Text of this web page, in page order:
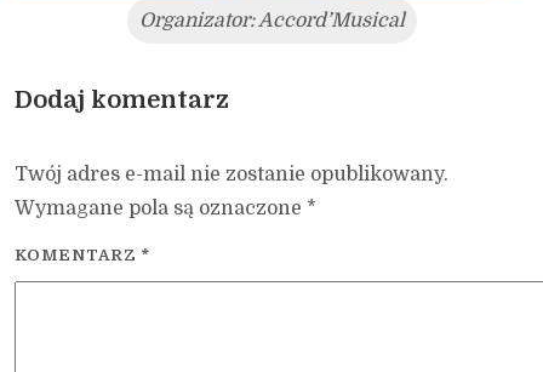
Organizator: Accord’Musical
Dodaj komentarz
Twój adres e-mail nie zostanie opublikowany.
Wymagane pola są oznaczone *
KOMENTARZ *